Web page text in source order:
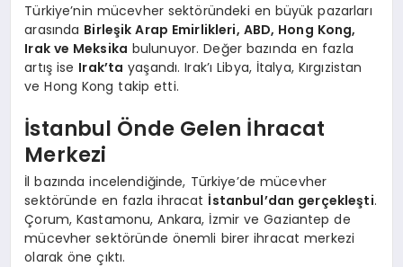
Türkiye’nin mücevher sektöründeki en büyük pazarları
arasında Birleşik Arap Emirlikleri, ABD, Hong Kong,
Irak ve Meksika bulunuyor. Değer bazında en fazla
artış ise Irak’ta yaşandı. Irak’ı Libya, İtalya, Kırgızistan
ve Hong Kong takip etti.
İstanbul Önde Gelen İhracat
Merkezi
İl bazında incelendiğinde, Türkiye’de mücevher
sektöründe en fazla ihracat İstanbul’dan gerçekleşti.
Çorum, Kastamonu, Ankara, İzmir ve Gaziantep de
mücevher sektöründe önemli birer ihracat merkezi
olarak öne çıktı.